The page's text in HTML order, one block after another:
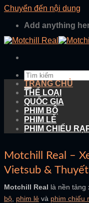
Chuyển đến nội dung
Add anything
TRANG CHỦ
THỂ LOẠI
QUỐC GIA
PHIM BỘ
PHIM LẺ
PHIM CHIẾU
Motchill Real –
Vietsub &
Motchill Real là nền tảng
bộ phim lẻ và phim chiếu